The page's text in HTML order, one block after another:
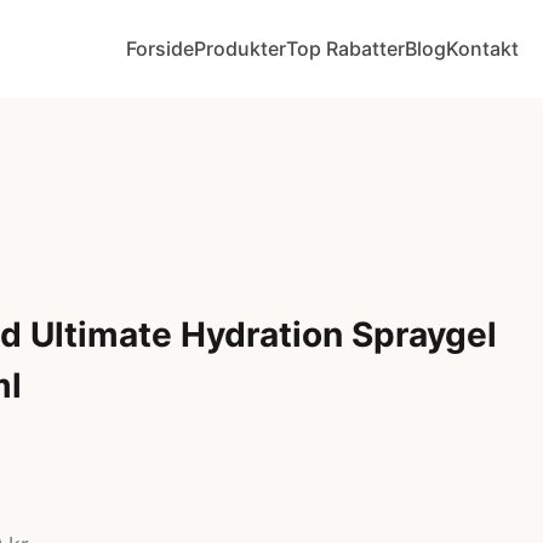
ForsideProdukterTop RabatterBlogKontakt
Ultimate Hydration Spraygel